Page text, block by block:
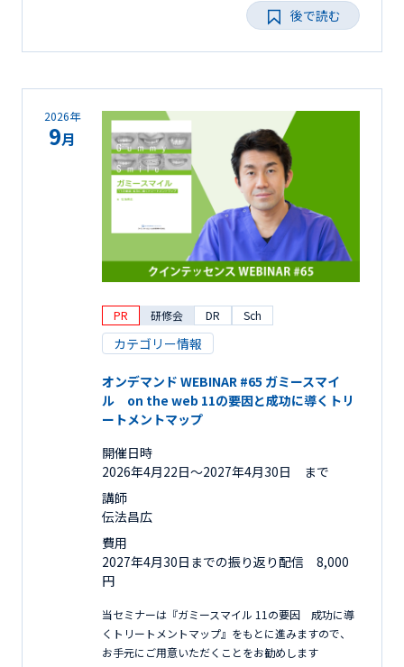
後で読む
2026年
9月
PR 研修会 DR Sch
カテゴリー情報
オンデマンド WEBINAR #65 ガミースマイ
ル on the web 11の要因と成功に導くトリ
ートメントマップ
開催日時
2026年4月22日〜2027年4月30日 まで
講師
伝法昌広
費用
2027年4月30日までの振り返り配信 8,000
円
当セミナーは『ガミースマイル 11の要因 成功に導
くトリートメントマップ』をもとに進みますので、
お手元にご用意いただくことをお勧めします